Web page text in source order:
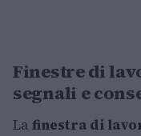
Finestre di
segnali e
La finestra di